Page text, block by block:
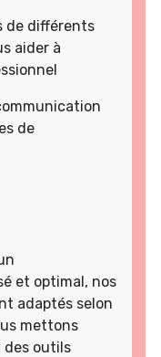
de différents
aider à
de
et optimal, nos
adaptés selon
mettons
des outils